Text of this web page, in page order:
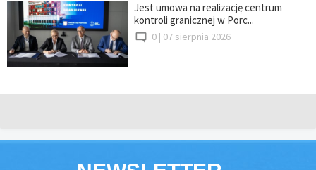
Jest umowa na realizację centrum
kontroli granicznej w Porc...
0 | 07 sierpnia 2026